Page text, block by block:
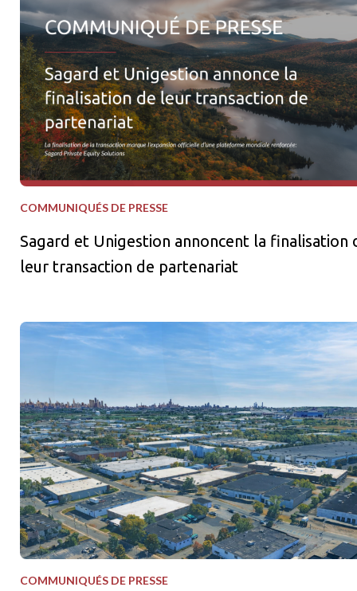
COMMUNIQUÉS DE PRESSE
Sagard et Unigestion annoncent la finalisation
leur transaction de partenariat
Sagard Real Estate et La Caisse lancent une stratégie de
COMMUNIQUÉS DE PRESSE